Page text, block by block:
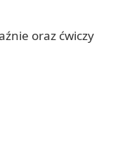
oraz ćwiczy